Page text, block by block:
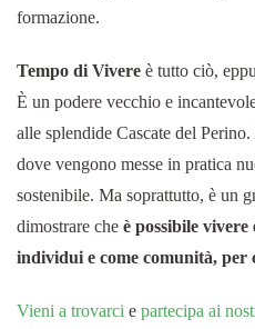
formazione.
Tempo di Vivere è tutto ciò,
È un podere vecchio e
alle splendide Cascate del
dove vengono messe in pratica
sostenibile. Ma soprattutto, è un
dimostrare che è possibile vivere
individui e come comunità,
Vieni a trovarci e partecipa ai